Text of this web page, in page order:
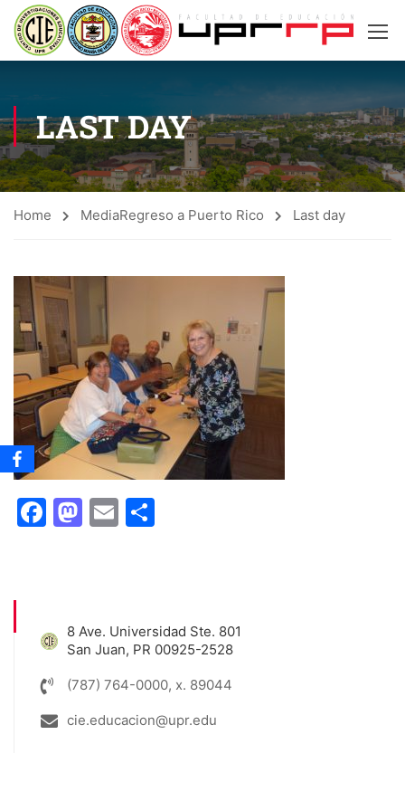
LAST DAY
Home MediaRegreso a Puerto Rico Last day
Facebook
Mastodon
Email
8 Ave. Universidad Ste. 801
San Juan, PR 00925-2528
(787) 764-0000, x. 89044
cie.educacion@upr.edu